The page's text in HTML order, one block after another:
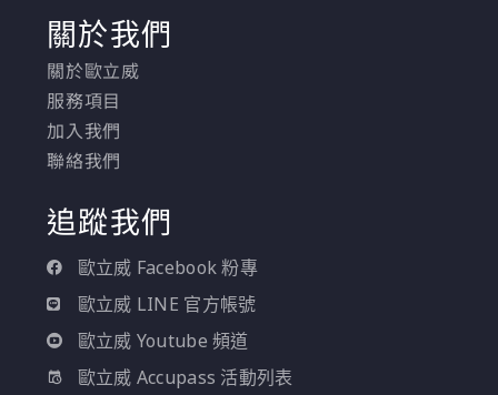
關於我們
關於歐立威
服務項目
加入我們
聯絡我們
追蹤我們
歐立威 Facebook 粉專
歐立威 LINE 官方帳號
歐立威 Youtube 頻道
歐立威 Accupass 活動列表